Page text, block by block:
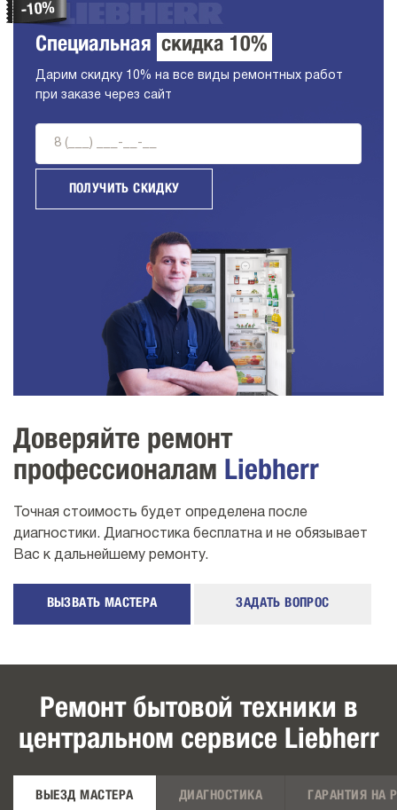
Специальная скидка 10%
Дарим скидку 10% на все виды ремонтных работ
при заказе через сайт
ПОЛУЧИТЬ СКИДКУ
Доверяйте ремонт
профессионалам Liebherr
Точная стоимость будет определена после
диагностики. Диагностика бесплатна и не обязывает
Вас к дальнейшему ремонту.
ВЫЗВАТЬ МАСТЕРА ЗАДАТЬ ВОПРОС
Ремонт бытовой техники в
центральном сервисе Liebherr
ВЫЕЗД МАСТЕРА ДИАГНОСТИКА ГАРАНТИЯ НА